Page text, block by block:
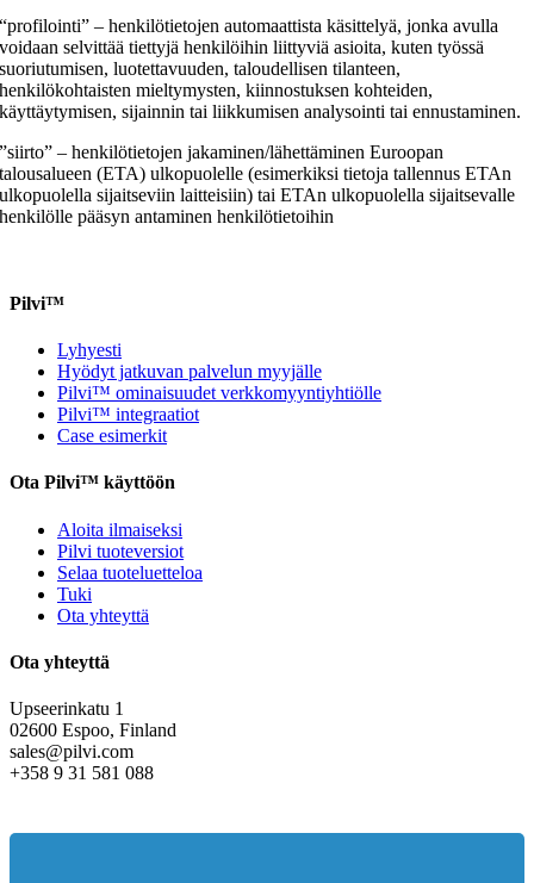
“profilointi” – henkilötietojen automaattista käsittelyä, jonka avulla
voidaan selvittää tiettyjä henkilöihin liittyviä asioita, kuten työssä
suoriutumisen, luotettavuuden, taloudellisen tilanteen,
henkilökohtaisten mieltymysten, kiinnostuksen kohteiden,
käyttäytymisen, sijainnin tai liikkumisen analysointi tai ennustaminen.
”siirto” – henkilötietojen jakaminen/lähettäminen Euroopan
talousalueen (ETA) ulkopuolelle (esimerkiksi tietoja tallennus ETAn
ulkopuolella sijaitseviin laitteisiin) tai ETAn ulkopuolella sijaitsevalle
henkilölle pääsyn antaminen henkilötietoihin
Pilvi™
Lyhyesti
Hyödyt jatkuvan palvelun myyjälle
Pilvi™ ominaisuudet verkkomyyntiyhtiölle
Pilvi™ integraatiot
Case esimerkit
Ota Pilvi™ käyttöön
Aloita ilmaiseksi
Pilvi tuoteversiot
Selaa tuoteluetteloa
Tuki
Ota yhteyttä
Ota yhteyttä
Upseerinkatu 1
02600 Espoo, Finland
sales@pilvi.com
+358 9 31 581 088